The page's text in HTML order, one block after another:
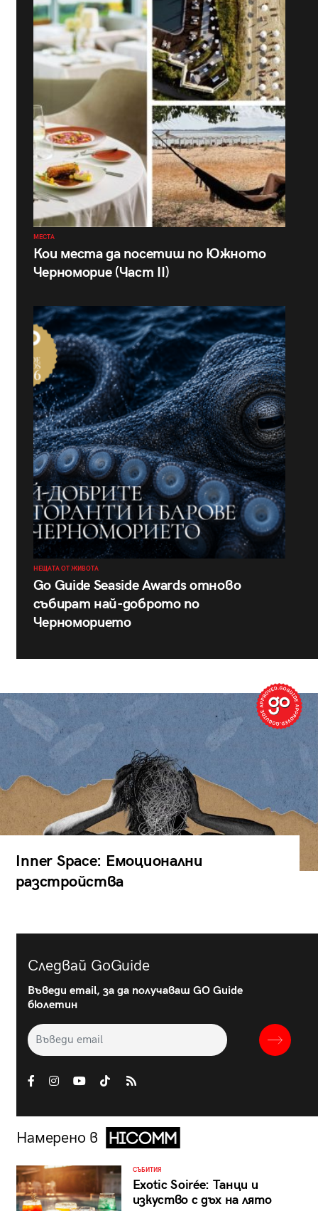
МЕСТА
Кои места да посетиш по Южното
Черноморие (Част II)
НЕЩАТА ОТ ЖИВОТА
Go Guide Seaside Awards отново
събират най-доброто по
Черноморието
Inner Space: Емоционални
разстройства
Следвай GoGuide
Въведи email, за да получаваш GO Guide
бюлетин
Намерено в
СЪБИТИЯ
Exotic Soirée: Танци и
изкуство с дъх на лято